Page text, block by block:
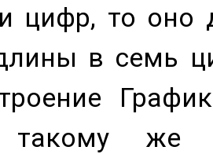
цифр, то оно
в семь
же